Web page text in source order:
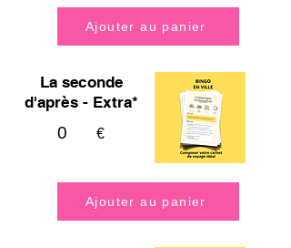
Ajouter au panier
La seconde
d'après - Extra*
0 €
Ajouter au panier